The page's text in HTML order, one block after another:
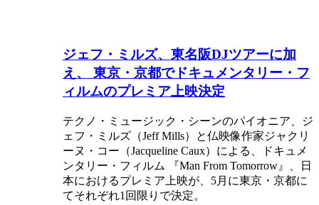
ジェフ・ミルズ、東名阪DJツアーに加
え、 東京・京都でドキュメンタリー・フ
ィルムのプレミア上映決定
テクノ・ミュージック・シーンのパイオニア、ジ
ェフ・ミルズ（Jeff Mills）と仏映像作家ジャクリ
ーヌ・コー（Jacqueline Caux）による、ドキュメ
ンタリー・フィルム 『Man From Tomorrow』、日
本におけるプレミア上映が、5月に東京・京都に
てそれぞれ1回限りで決定。